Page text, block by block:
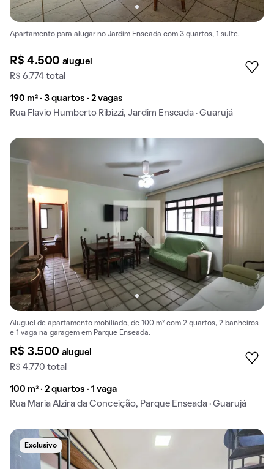
Apartamento para alugar no Jardim Enseada com 3 quartos, 1 suíte.
R$ 4.500 aluguel
R$ 6.774 total
190 m² · 3 quartos · 2 vagas
Rua Flavio Humberto Ribizzi, Jardim Enseada · Guarujá
Aluguel de apartamento mobiliado, de 100 m² com 2 quartos, 2 banheiros
e 1 vaga na garagem em Parque Enseada.
R$ 3.500 aluguel
R$ 4.770 total
100 m² · 2 quartos · 1 vaga
Rua Maria Alzira da Conceição, Parque Enseada · Guarujá
Exclusivo